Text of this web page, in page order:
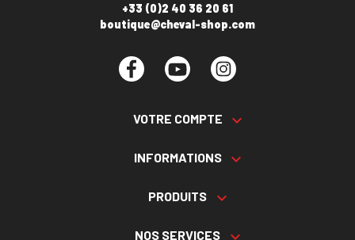
+33 (0)2 40 36 20 61
boutique@cheval-shop.com
Facebook YouTube
VOTRE COMPTE 
INFORMATIONS 
PRODUITS 
NOS SERVICES